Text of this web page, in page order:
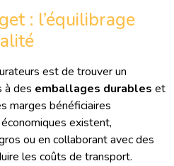
: l’équilibrage
est de trouver un
à des emballages durables et
marges bénéficiaires
existent,
ou en collaborant avec des
les coûts de transport.